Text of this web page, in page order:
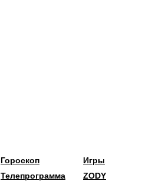
Гороскоп
Телепрограмма
Игры
ZODY